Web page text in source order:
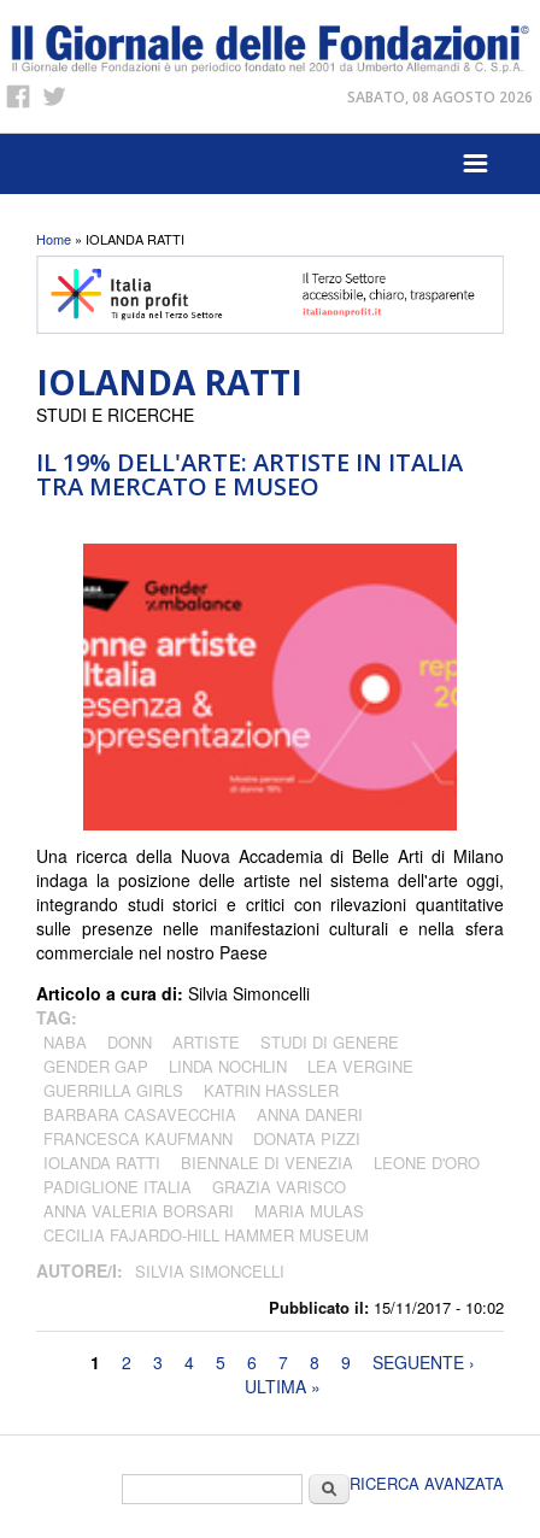
SABATO, 08 AGOSTO 2026
Tu sei qui
Home » IOLANDA RATTI
IOLANDA RATTI
IL 19% DELL'ARTE: ARTISTE IN ITALIA
TRA MERCATO E MUSEO
Pubblicato il: 15/11/2017 - 10:02
STUDI E RICERCHE
Una ricerca della Nuova Accademia di Belle Arti di Milano
indaga la posizione delle artiste nel sistema dell'arte oggi,
integrando studi storici e critici con rilevazioni quantitative
sulle presenze nelle manifestazioni culturali e nella sfera
commerciale nel nostro Paese
Articolo a cura di: Silvia Simoncelli
TAG:
NABA DONN ARTISTE
STUDI DI GENERE
GENDER GAP
LINDA NOCHLIN
LEA VERGINE
GUERRILLA GIRLS
KATRIN HASSLER
BARBARA CASAVECCHIA
ANNA DANERI
FRANCESCA KAUFMANN
DONATA PIZZI
IOLANDA RATTI
BIENNALE DI VENEZIA
LEONE D'ORO
PADIGLIONE ITALIA
GRAZIA VARISCO
ANNA VALERIA BORSARI
MARIA MULAS
CECILIA FAJARDO-HILL HAMMER MUSEUM
AUTORE/I: SILVIA SIMONCELLI
Pagine
1 2 3 4 5 6 7 8 9
SEGUENTE ›
ULTIMA »
CercaRICERCA AVANZATA